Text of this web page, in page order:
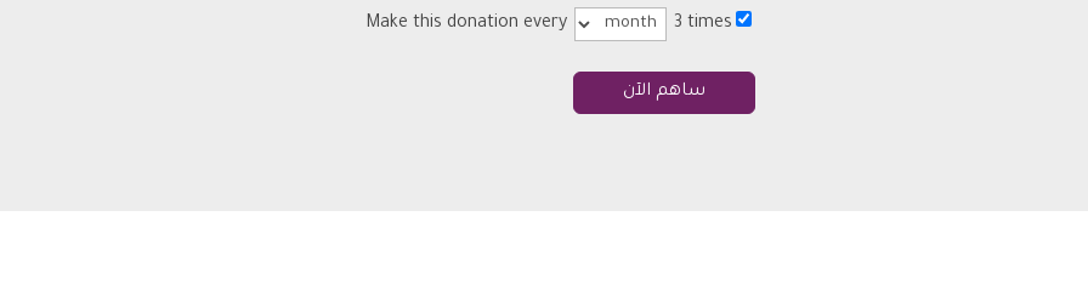
Make this donation every 3 times
ساهم الآن